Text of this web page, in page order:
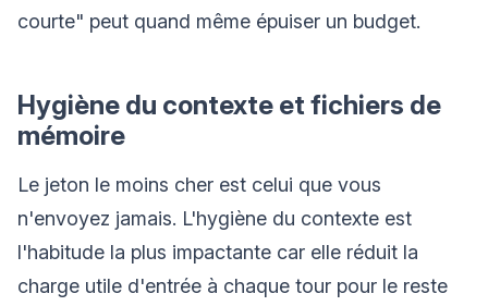
courte" peut quand même épuiser un budget.
Hygiène du contexte et fichiers de
mémoire
Le jeton le moins cher est celui que vous
n'envoyez jamais. L'hygiène du contexte est
l'habitude la plus impactante car elle réduit la
charge utile d'entrée à chaque tour pour le reste